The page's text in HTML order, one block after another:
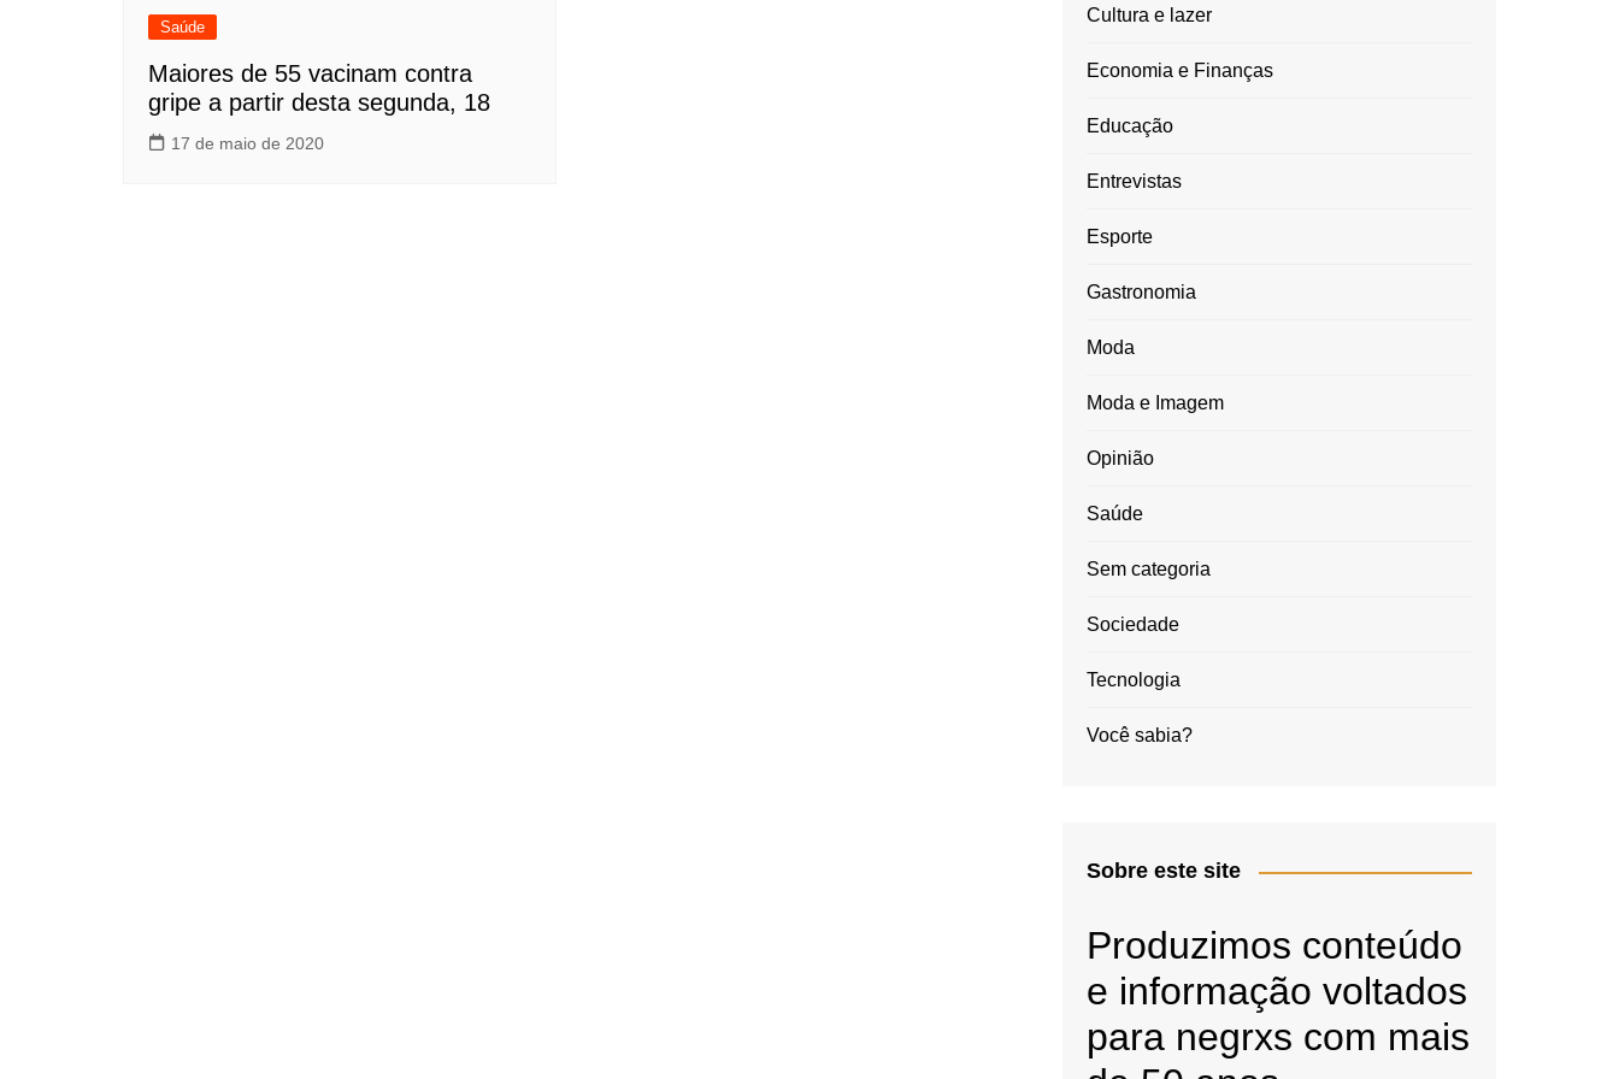
Saúde
Maiores de 55 vacinam contra
gripe a partir desta segunda, 18
17 de maio de 2020
Cultura e lazer
Economia e Finanças
Educação
Entrevistas
Esporte
Gastronomia
Moda
Moda e Imagem
Opinião
Saúde
Sem categoria
Sociedade
Tecnologia
Você sabia?
Sobre este site
Produzimos conteúdo
e informação voltados
para negrxs com mais